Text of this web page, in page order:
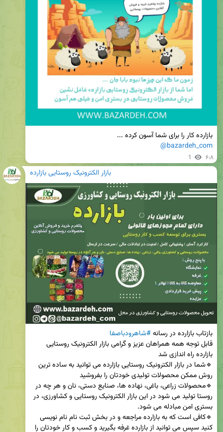
بازارده کار را برای شما آسون کرده ...
@bazardeh_com
1 ۶:۸
بازار الکترونیک روستایی بازارده
بازتاب بازارده در رسانه #شاهرودباصفا